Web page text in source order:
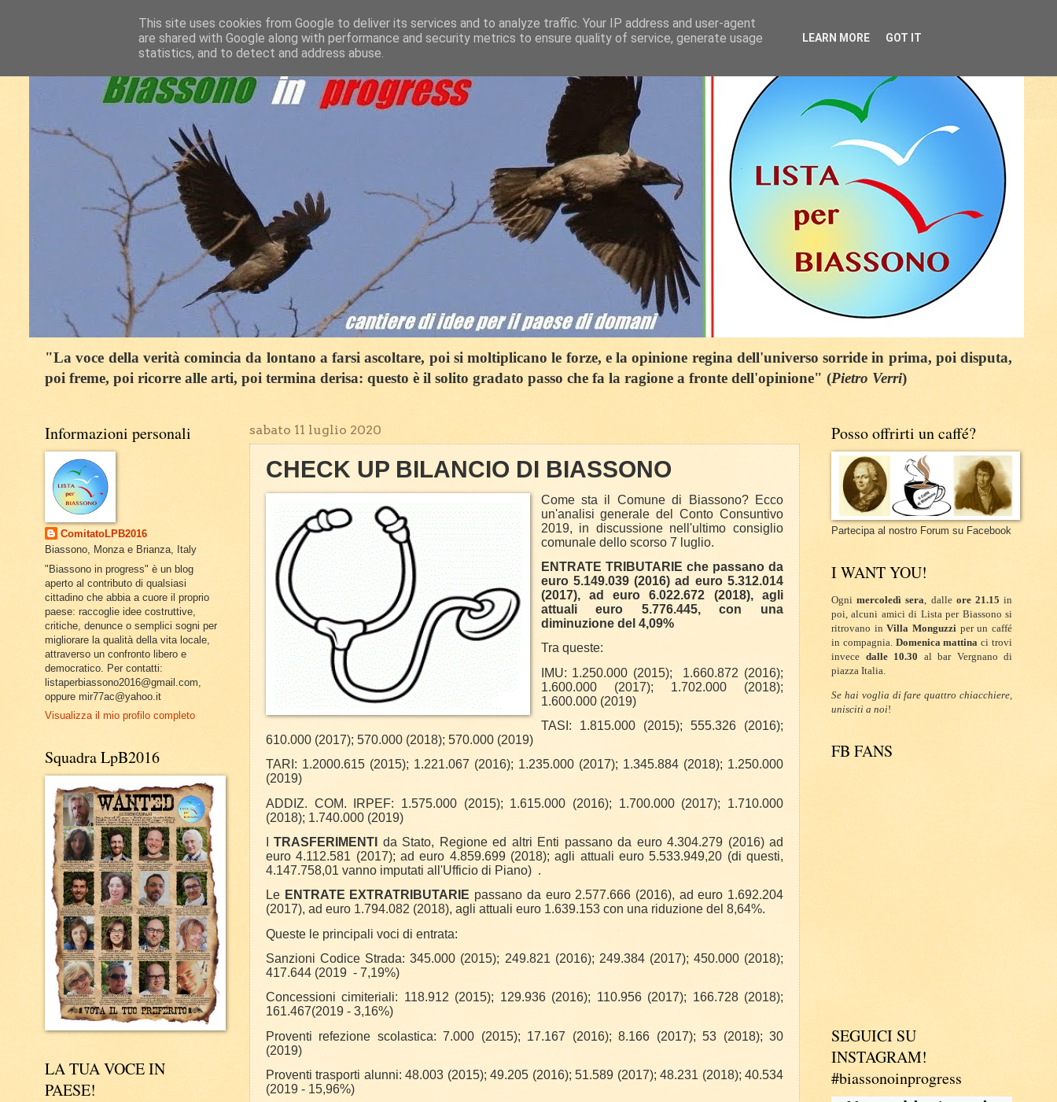
"La voce della verità comincia da lontano a farsi ascoltare, poi si moltiplicano le forze, e la opinione regina dell'universo sorride in prima, poi disputa,
poi freme, poi ricorre alle arti, poi termina derisa: questo è il solito gradato passo che fa la ragione a fronte dell'opinione" (Pietro Verri)
sabato 11 luglio 2020
CHECK UP BILANCIO DI BIASSONO
Come sta il Comune di Biassono? Ecco
un'analisi generale del Conto Consuntivo
2019, in discussione nell'ultimo consiglio
comunale dello scorso 7 luglio.
ENTRATE TRIBUTARIE che passano da
euro 5.149.039 (2016) ad euro 5.312.014
(2017), ad euro 6.022.672 (2018), agli
attuali euro 5.776.445, con una
diminuzione del 4,09%
Tra queste:
IMU: 1.250.000 (2015); 1.660.872 (2016);
1.600.000 (2017); 1.702.000 (2018);
1.600.000 (2019)
TASI: 1.815.000 (2015); 555.326 (2016);
610.000 (2017); 570.000 (2018); 570.000 (2019)
TARI: 1.2000.615 (2015); 1.221.067 (2016); 1.235.000 (2017); 1.345.884 (2018); 1.250.000
(2019)
ADDIZ. COM. IRPEF: 1.575.000 (2015); 1.615.000 (2016); 1.700.000 (2017); 1.710.000
(2018); 1.740.000 (2019)
ITRASFERIMENTI da Stato, Regione ed altri Enti passano da euro 4.304.279 (2016) ad
euro 4.112.581 (2017); ad euro 4.859.699 (2018); agli attuali euro 5.533.949,20 (di questi,
4.147.758,01 vanno imputati all'Ufficio di Piano) .
Le ENTRATE EXTRATRIBUTARIE passano da euro 2.577.666 (2016), ad euro 1.692.204
(2017), ad euro 1.794.082 (2018), agli attuali euro 1.639.153 con una riduzione del 8,64%.
Queste le principali voci di entrata:
Sanzioni Codice Strada: 345.000 (2015); 249.821 (2016); 249.384 (2017); 450.000 (2018);
417.644 (2019 - 7,19%)
Concessioni cimiteriali: 118.912 (2015); 129.936 (2016); 110.956 (2017); 166.728 (2018);
161.467(2019 - 3,16%)
Proventi refezione scolastica: 7.000 (2015); 17.167 (2016); 8.166 (2017); 53 (2018); 30
(2019)
Proventi trasporti alunni: 48.003 (2015); 49.205 (2016); 51.589 (2017); 48.231 (2018); 40.534
(2019 - 15,96%)
Informazioni personali
ComitatoLPB2016
Biassono, Monza e Brianza, Italy
"Biassono in progress" è un blog
aperto al contributo di qualsiasi
cittadino che abbia a cuore il proprio
paese: raccoglie idee costruttive,
critiche, denunce o semplici sogni per
migliorare la qualità della vita locale,
attraverso un confronto libero e
democratico. Per contatti:
listaperbiassono2016@gmail.com,
oppure mir77ac@yahoo.it
Visualizza il mio profilo completo
Squadra LpB2016
LA TUA VOCE IN
PAESE!
Posso offrirti un caffé?
Partecipa al nostro Forum su Facebook
I WANT YOU!
Ognimercoledì sera , dalle ore 21.15 in
poi, alcuni amici di Lista per Biassono si
ritrovano inVilla Monguzzi per un caffé
in compagnia. Domenica mattina ci trovi
invece dalle 10.30 al bar Vergnano di
piazza Italia.
Se hai voglia di fare quattro chiacchiere,
unisciti a noi!
FB FANS
SEGUICI SU
INSTAGRAM!
#biassonoinprogress
This site uses cookies from Google to deliver its services and to analyze traffic. Your IP address and user-agent
are shared with Google along with performance and security metrics to ensure quality of service, generate usage
statistics, and to detect and address abuse.
LEARN MORE GOT IT